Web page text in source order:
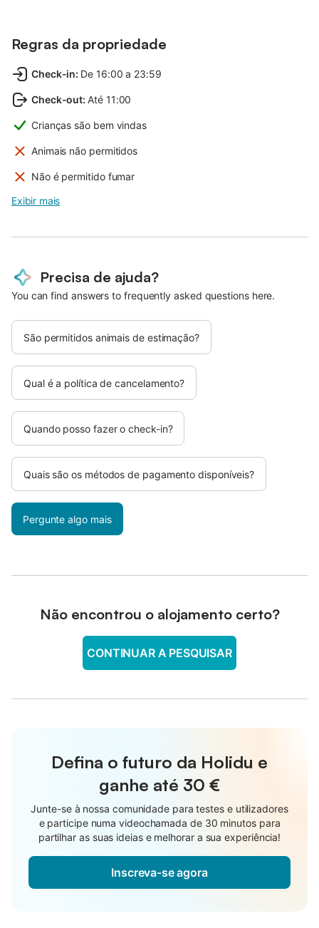
Regras da propriedade
Check-in: De 16:00 a 23:59
Check-out: Até 11:00
Crianças são bem vindas
Animais não permitidos
Não é permitido fumar
Exibir mais
Precisa de ajuda?
You can find answers to frequently asked questions here.
São permitidos animais de estimação?
Qual é a política de cancelamento?
Quando posso fazer o check-in?
Quais são os métodos de pagamento disponíveis?
Pergunte algo mais
Não encontrou o alojamento certo?
CONTINUAR A PESQUISAR
Defina o futuro da Holidu e
ganhe até 30 €
Junte-se à nossa comunidade para testes e utilizadores
e participe numa videochamada de 30 minutos para
partilhar as suas ideias e melhorar a sua experiência!
Inscreva-se agora